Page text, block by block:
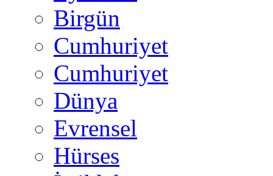
Birgün
Cumhuriyet
Cumhuriyet
Dünya
Evrensel
Hürses